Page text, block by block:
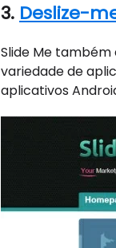
3. Deslize-
Slide Me
variedade de
aplicativos